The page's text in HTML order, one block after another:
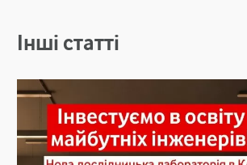
Інші статті